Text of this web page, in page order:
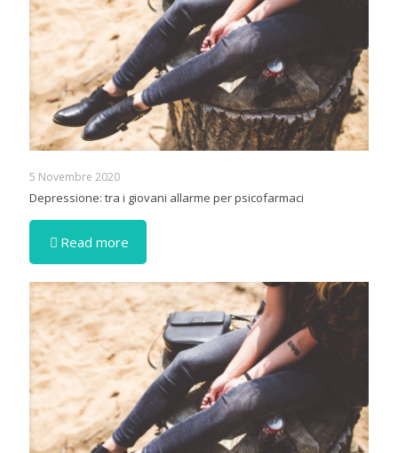
5 Novembre 2020
Depressione: tra i giovani allarme per psicofarmaci
Read more